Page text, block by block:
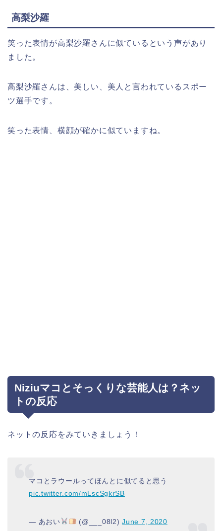
高梨沙羅
笑った表情が高梨沙羅さんに似ているという声があり
ました。
高梨沙羅さんは、美しい、美人と言われているスポー
ツ選手です。
笑った表情、横顔が確かに似ていますね。
Niziuマコとそっくりな芸能人は？ネッ
トの反応
ネットの反応をみていきましょう！
マコとラウールってほんとに似てると思う
pic.twitter.com/mLscSgkrSB
— あおい (@___08l2)June 7, 2020